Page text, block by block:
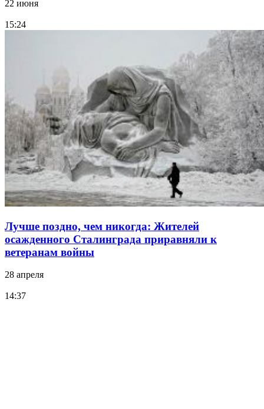
22 июня
15:24
Лучше поздно, чем никогда: Жителей
осажденного Сталинграда приравняли к
ветеранам войны
28 апреля
14:37